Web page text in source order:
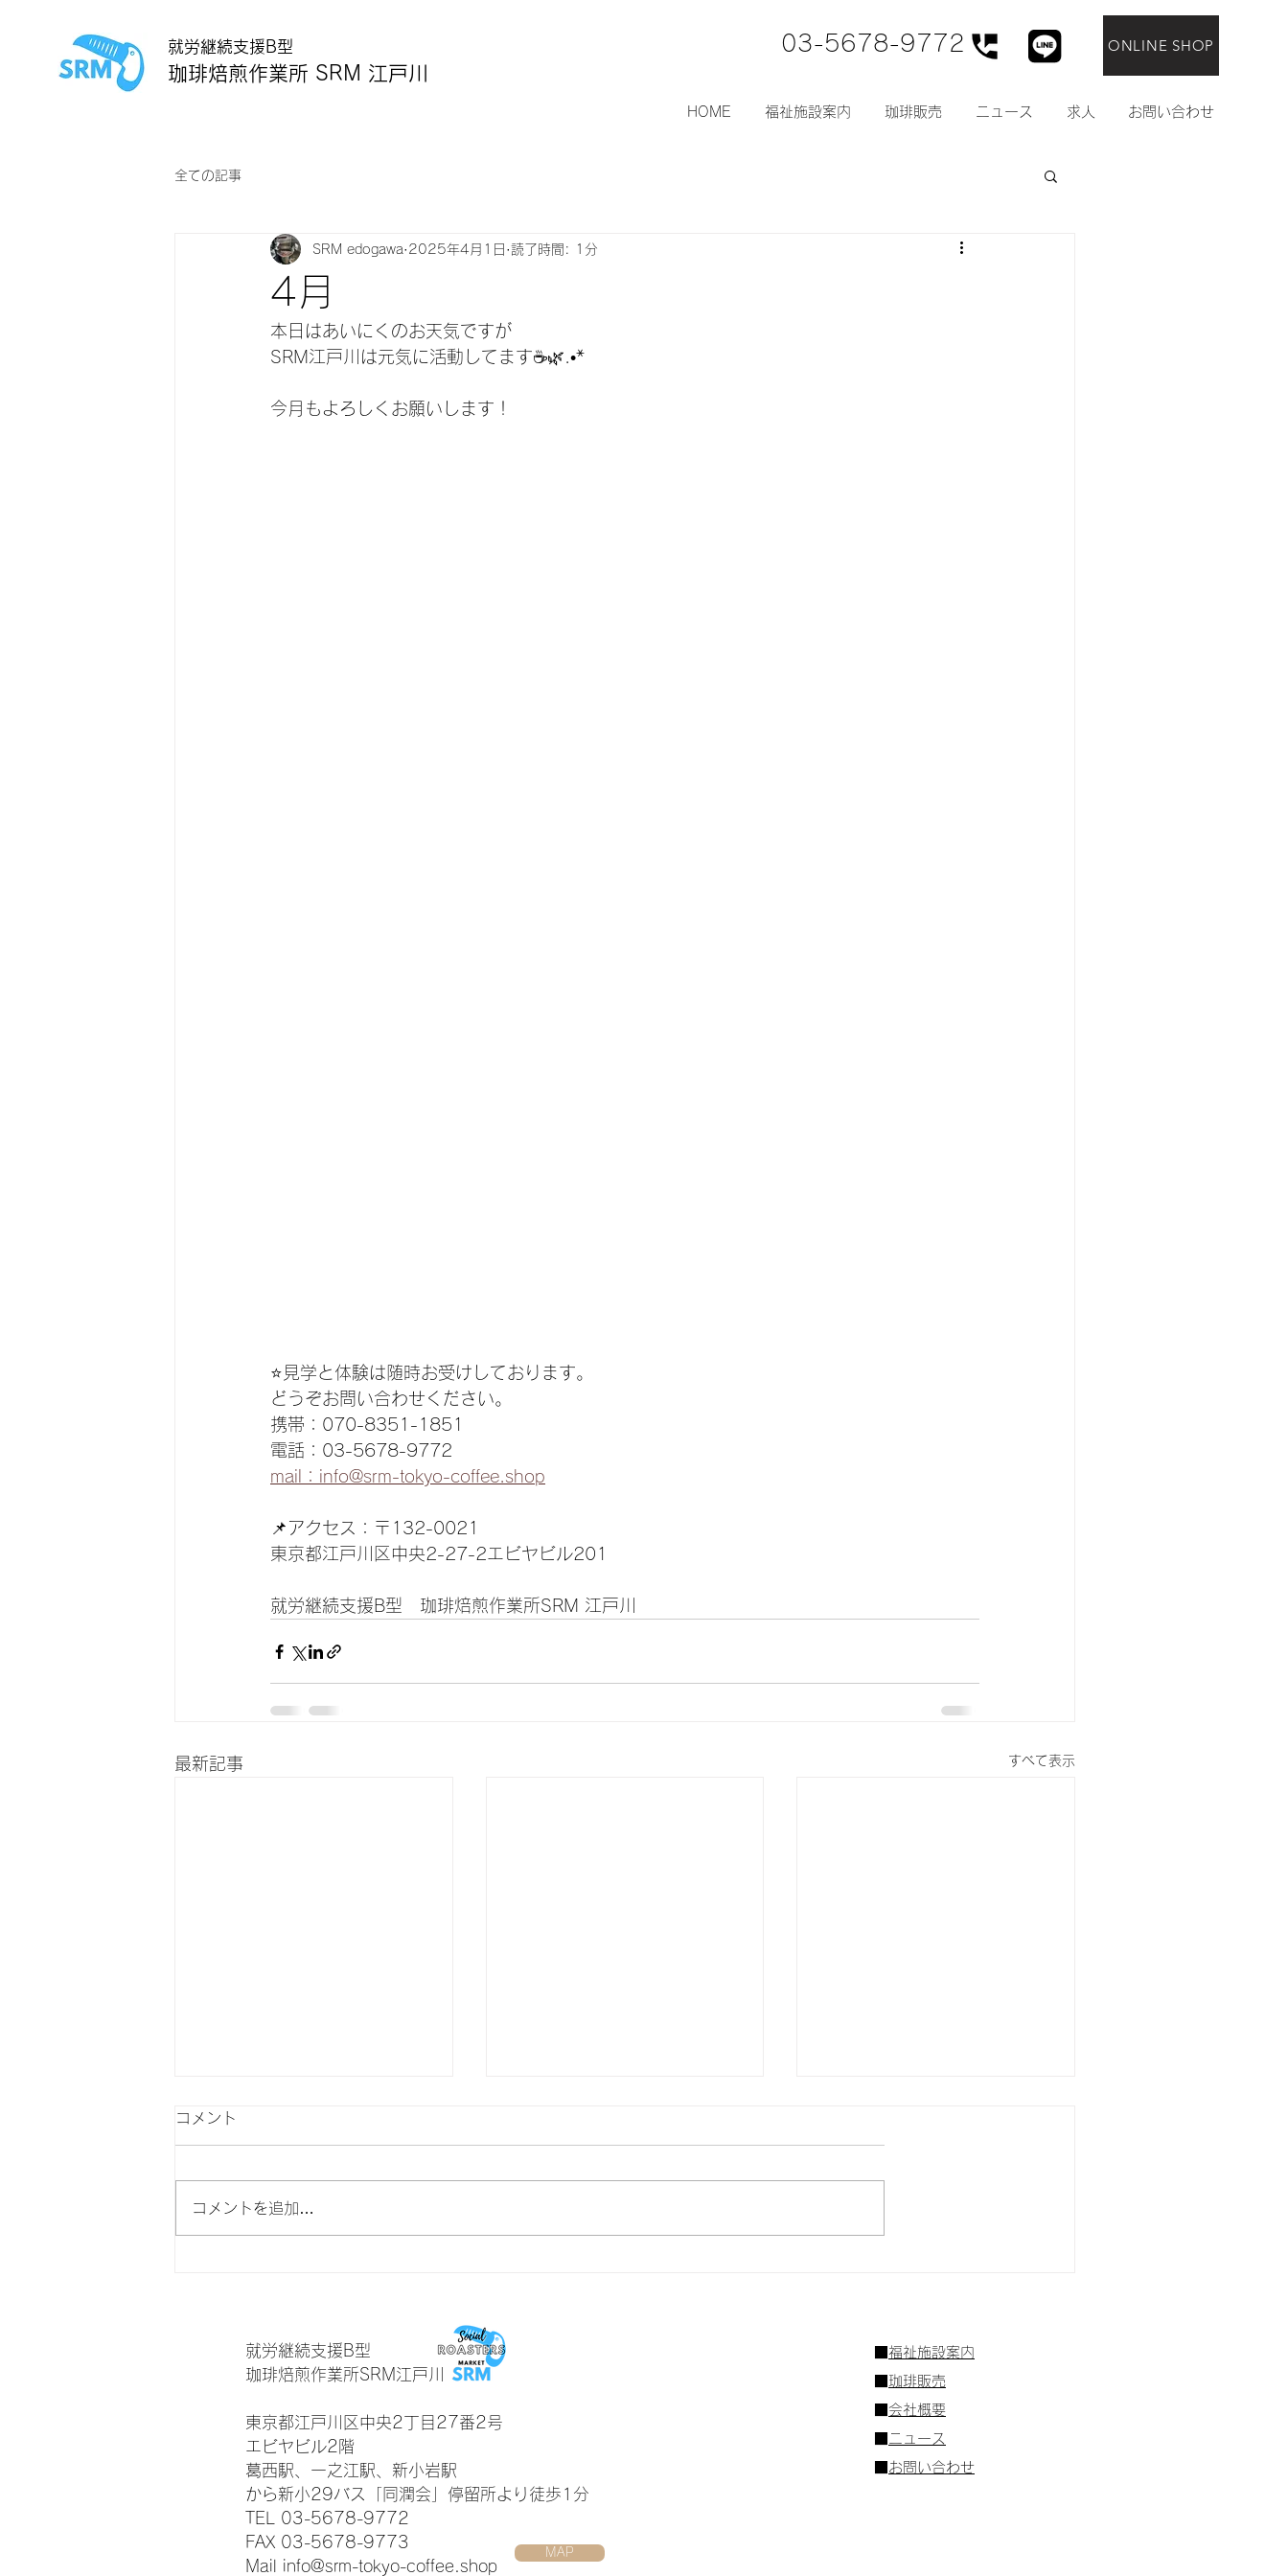
就労継続支援B型
珈琲焙煎作業所 SRM 江戸川
03-5678-9772 ONLINE SHOP
HOME 福祉施設案内 珈琲販売 ニュース 求人 お問い合わせ
全ての記事
4月
SRM edogawa 2025年4月1日 読了時間: 1分
本日はあいにくのお天気ですが
SRM江戸川は元気に活動してます☕️🌿.•*
今月もよろしくお願いします！
⭐️見学と体験は随時お受けしております。
どうぞお問い合わせください。
携帯：070-8351-1851
電話：03-5678-9772
mail：info@srm-tokyo-coffee.shop
📌アクセス：〒132-0021
東京都江戸川区中央2-27-2エビヤビル201
就労継続支援B型　珈琲焙煎作業所SRM 江戸川
最新記事 すべて表示
コメント
コメントを追加…
就労継続支援B型
珈琲焙煎作業所SRM江戸川
東京都江戸川区中央2丁目27番2号
エビヤビル2階
葛西駅、一之江駅、新小岩駅
​から新小29バス「同潤会」停留所より徒歩1分
TEL 03-5678-9772‬
FAX 03-5678-9773
Mail info@srm-tokyo-coffee.shop
MAP
福祉施設案内
珈琲販売
会社概要
ニュース
お問い合わせ